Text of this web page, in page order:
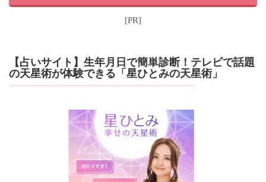
[PR]
【占いサイト】生年月日で簡単診断！テレビで話題
の天星術が体験できる「星ひとみの天星術」